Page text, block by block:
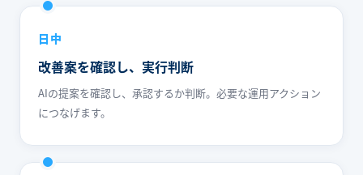
日中
改善案を確認し、実行判断
AIの提案を確認し、承認するか判断。必要な運用アクション
につなげます。